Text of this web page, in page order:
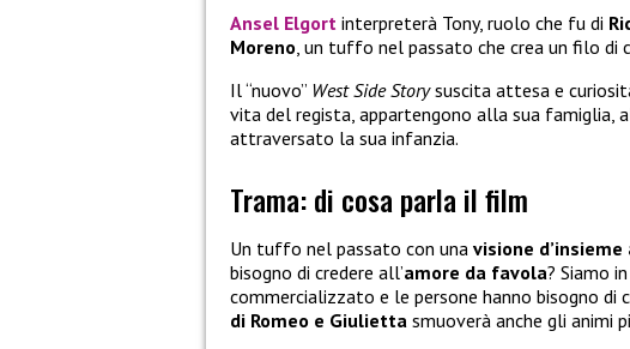
Ansel Elgort interpreterà Tony, ruolo che fu di
Moreno, un tuffo nel passato che crea un filo di
Il “nuovo” West Side Storysuscita attesa e
vita del regista, appartengono alla sua famiglia,
attraversato la sua infanzia.
Trama: di cosa parla il film
Un tuffo nel passato con una visione
bisogno di credere all’amore da favola? Siamo
commercializzato e le persone hanno bisogno di
di Romeo e Giulietta smuoverà anche gli animi